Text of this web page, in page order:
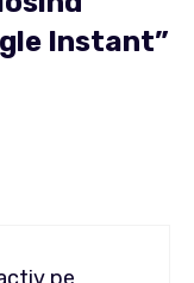
Instant”